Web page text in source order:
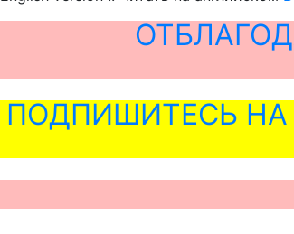
ПОДПИШИТЕСЬ НА